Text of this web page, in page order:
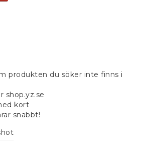
produkten du söker inte finns i
shop.yz.se
kort
snabbt!